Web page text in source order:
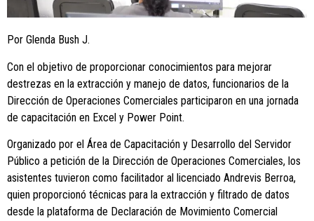
Por Glenda Bush J.
Con el objetivo de proporcionar conocimientos para mejorar
destrezas en la extracción y manejo de datos, funcionarios de la
Dirección de Operaciones Comerciales participaron en una jornada
de capacitación en Excel y Power Point.
Organizado por el Área de Capacitación y Desarrollo del Servidor
Público a petición de la Dirección de Operaciones Comerciales, los
asistentes tuvieron como facilitador al licenciado Andrevis Berroa,
quien proporcionó técnicas para la extracción y filtrado de datos
desde la plataforma de Declaración de Movimiento Comercial